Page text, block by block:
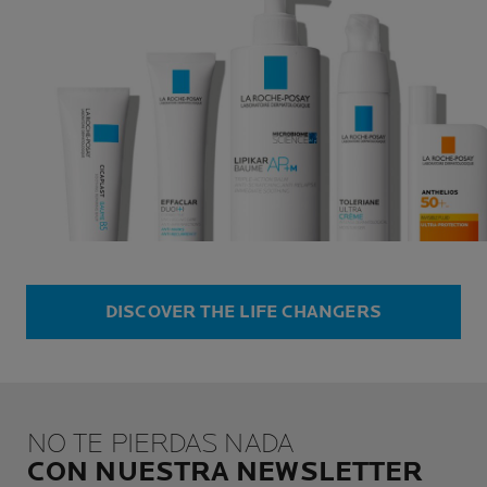
DISCOVER THE LIFE CHANGERS
NO TE PIERDAS NADA
CON NUESTRA NEWSLETTER